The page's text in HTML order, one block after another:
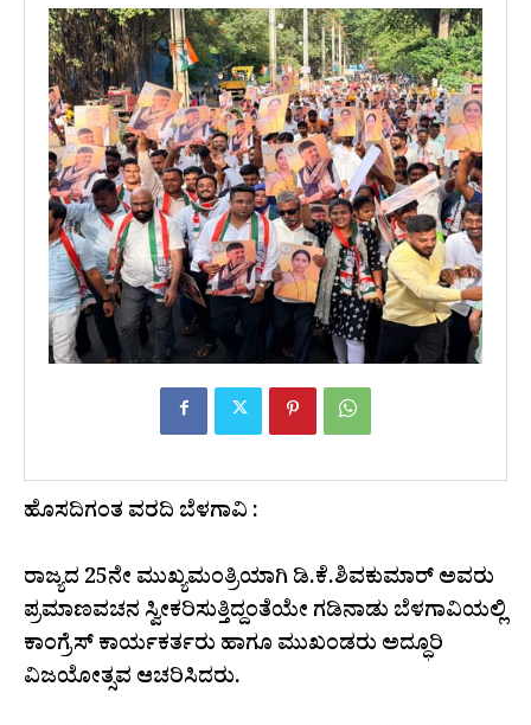
ಹೊಸದಿಗಂತ ವರದಿ ಬೆಳಗಾವಿ :
ರಾಜ್ಯದ 25ನೇ ಮುಖ್ಯಮಂತ್ರಿಯಾಗಿ ಡಿ.ಕೆ.ಶಿವಕುಮಾರ್ ಅವರು
ಪ್ರಮಾಣವಚನ ಸ್ವೀಕರಿಸುತ್ತಿದ್ದಂತೆಯೇ ಗಡಿನಾಡು ಬೆಳಗಾವಿಯಲ್ಲಿ
ಕಾಂಗ್ರೆಸ್ ಕಾರ್ಯಕರ್ತರು ಹಾಗೂ ಮುಖಂಡರು ಅದ್ಧೂರಿ
ವಿಜಯೋತ್ಸವ ಆಚರಿಸಿದರು.